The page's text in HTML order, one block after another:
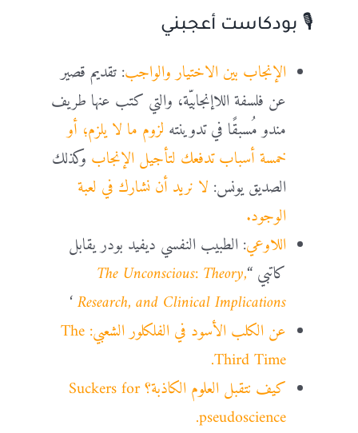
🎙️ بودكاست أعجبني
الإنجاب بين الاختيار والواجب: تقديم قصير
عن فلسفة اللاإنجابيّة، والتي كتب عنها طريف
مندو مُسبقًا في تدوينته لزوم ما لا يلزم؛ أو
خمسة أسباب تدفعك لتأجيل الإنجاب وكذلك
الصديق يونس: لا نريد أن نشارك في لعبة
الوجود.
اللاوعي: الطبيب النفسي ديفيد بودر يقابل
كاتبي “
The Unconscious: Theory,
Research, and Clinical Implications
‘
عن الكلب الأسود في الفلكلور الشعبي: The
Third Time.
كيف نتقبل العلوم الكاذبة؟ Suckers for
pseudoscience.